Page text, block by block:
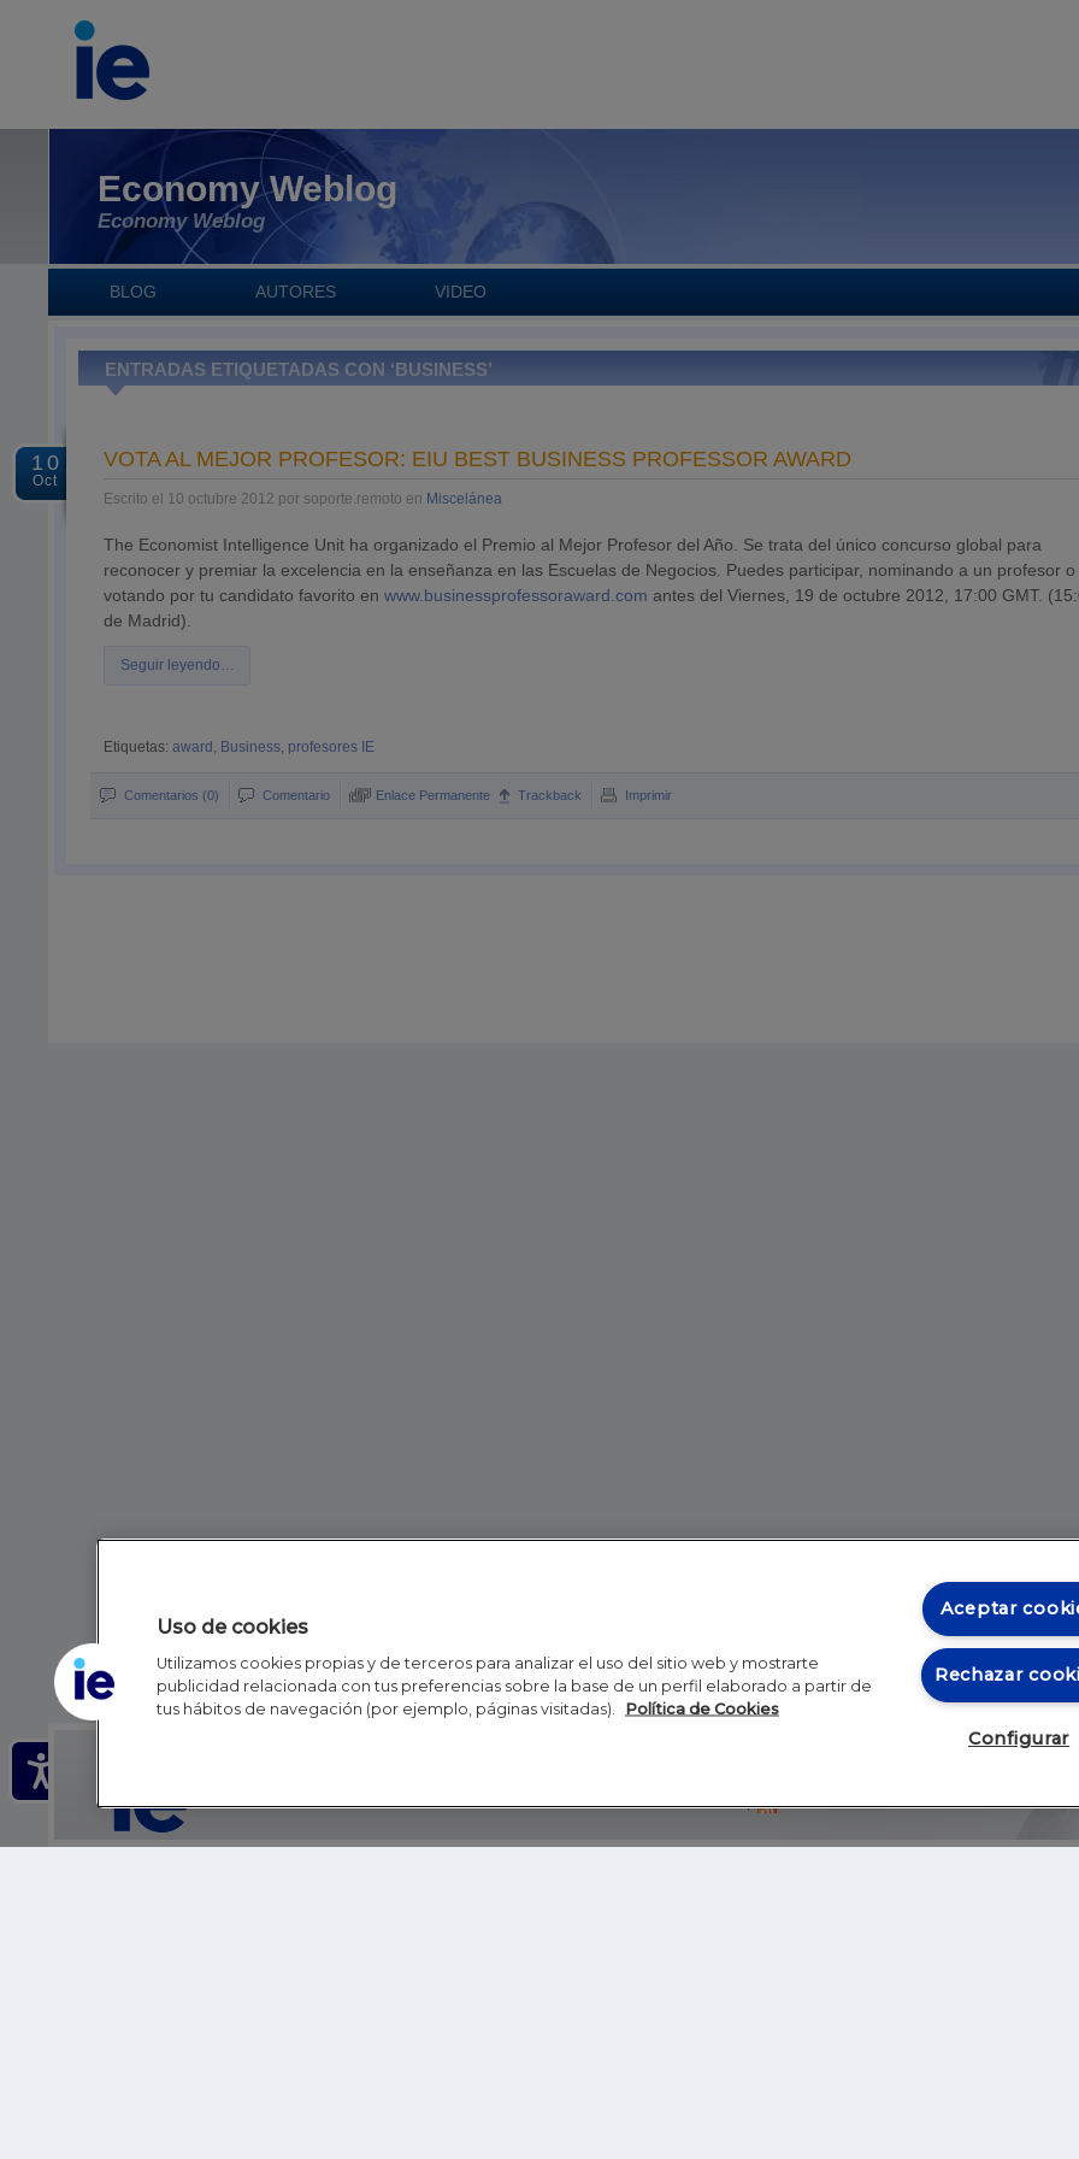
Economy Weblog
Economy Weblog
BLOG AUTORES VIDEO
ENTRADAS ETIQUETADAS CON ‘BUSINESS’
10
Oct
VOTA AL MEJOR PROFESOR: EIU BEST BUSINESS PROFESSOR AWARD
Escrito el 10 octubre 2012 por soporte.remoto en Miscelánea
The Economist Intelligence Unit ha organizado el Premio al Mejor Profesor del Año. Se trata del único concurso global para
reconocer y premiar la excelencia en la enseñanza en las Escuelas de Negocios. Puedes participar, nominando a un profesor o
votando por tu candidato favorito enwww.businessprofessoraward.com antes del Viernes, 19 de octubre 2012, 17:00 GMT.
de Madrid).
Seguir leyendo…
Etiquetas:award , Business, profesores IE
Comentarios (0) Comentario Enlace Permanente Trackback Imprimir
Inicio RSS
Uso de cookies
Utilizamos cookies propias y de terceros para analizar el uso del sitio web y mostrarte
publicidad relacionada con tus preferencias sobre la base de un perfil elaborado a partir de
tus hábitos de navegación (por ejemplo, páginas visitadas).
Política de Cookies
Aceptar
Rechazar
Configurar